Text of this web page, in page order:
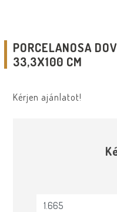
PORCELANOSA
33,3X100 CM
Kérjen ajánlatot!